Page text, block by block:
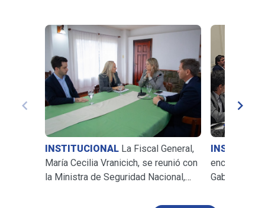
INSTITUCIONAL La Fiscal General,
María Cecilia Vranicich, se reunió con
la Ministra de Seguridad Nacional,
encabezó
Gabinete de